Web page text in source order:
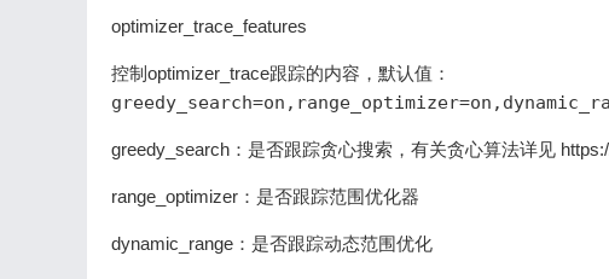
optimizer_trace_features
控制optimizer_trace跟踪的内容，默认值：
greedy_search：是否跟踪贪心搜索，有关贪心算法详见
range_optimizer：是否跟踪范围优化器
dynamic_range：是否跟踪动态范围优化